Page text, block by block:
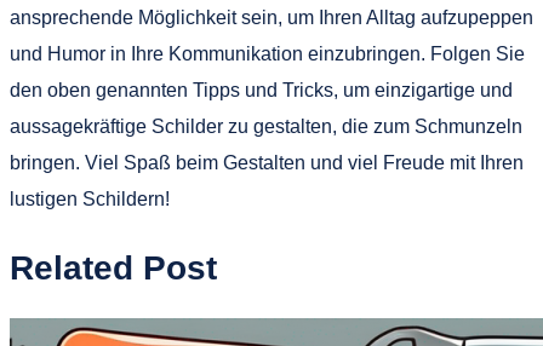
ansprechende Möglichkeit sein, um Ihren Alltag aufzupeppen
und Humor in Ihre Kommunikation einzubringen. Folgen Sie
den oben genannten Tipps und Tricks, um einzigartige und
aussagekräftige Schilder zu gestalten, die zum Schmunzeln
bringen. Viel Spaß beim Gestalten und viel Freude mit Ihren
lustigen Schildern!
Related Post